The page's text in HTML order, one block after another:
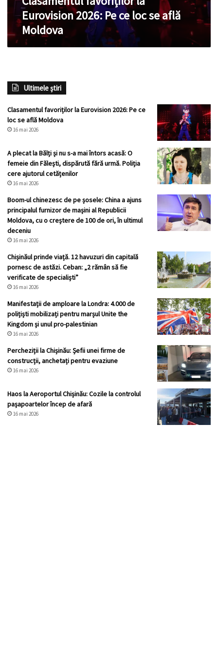
MoldovaEurovision 2026: Pe ce loc se află
Moldova
Ultimele știri
Clasamentul favoriților la Eurovision 2026: Pe ce
loc se află Moldova
16 mai 2026
A plecat la Bălți și nu s-a mai întors acasă: O
femeie din Fălești, dispărută fără urmă. Poliția
cere ajutorul cetățenilor
16 mai 2026
Boom-ul chinezesc de pe șosele: China a ajuns
principalul furnizor de mașini al Republicii
Moldova, cu o creștere de 100 de ori, în ultimul
deceniu
16 mai 2026
Chișinăul prinde viață. 12 havuzuri din capitală
pornesc de astăzi. Ceban: „2 rămân să fie
verificate de specialiști”
16 mai 2026
Manifestații de amploare la Londra: 4.000 de
polițiști mobilizați pentru marșul Unite the
Kingdom și unul pro-palestinian
16 mai 2026
Percheziții la Chișinău: Șefii unei firme de
construcții, anchetați pentru evaziune
16 mai 2026
Haos la Aeroportul Chișinău: Cozile la controlul
pașapoartelor încep de afară
16 mai 2026